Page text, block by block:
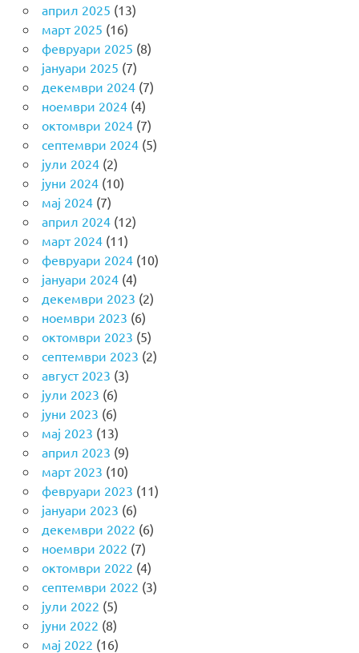
април 2025 (13)
март 2025 (16)
февруари 2025 (8)
јануари 2025 (7)
декември 2024(7)
ноември 2024(4)
октомври 2024(7)
септември 2024(5)
јули 2024(2)
јуни 2024(10)
мај 2024(7)
април 2024(12)
март 2024(11)
февруари 2024(10)
јануари 2024(4)
декември 2023 (2)
ноември 2023 (6)
октомври 2023 (5)
септември 2023 (2)
август 2023 (3)
јули 2023 (6)
јуни 2023 (6)
мај 2023 (13)
април 2023 (9)
март 2023 (10)
февруари 2023 (11)
јануари 2023 (6)
декември 2022 (6)
ноември 2022 (7)
октомври 2022 (4)
септември 2022 (3)
јули 2022 (5)
јуни 2022 (8)
мај 2022 (16)